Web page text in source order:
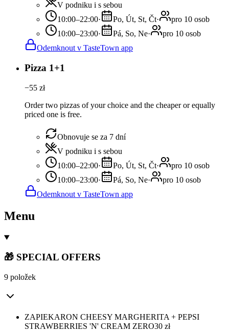
V podniku i s sebou
10:00–22:00· Po, Út, St, Čt·
pro 10 osob
10:00–23:00· Pá, So, Ne·
pro 10 osob
Odemknout v TasteTown app
Pizza 1+1
−55 zł
Order two pizzas of your choice and the cheaper or equally
priced one is free.
Obnovuje se za 7 dní
V podniku i s sebou
10:00–22:00· Po, Út, St, Čt·
pro 10 osob
10:00–23:00· Pá, So, Ne·
pro 10 osob
Odemknout v TasteTown app
Menu
🎁 SPECIAL OFFERS
9 položek
ZAPIEKARON CHEESY MARGHERITA + PEPSI
STRAWBERRIES 'N' CREAM ZERO30 zł